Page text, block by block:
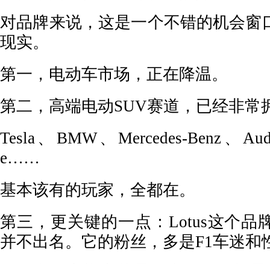
对品牌来说，这是一个不错的机会窗
现实。
第一，电动车市场，正在降温。
第二，高端电动SUV赛道，已经非常
Tesla、BMW、Mercedes-Benz、
e……
基本该有的玩家，全都在。
第三，更关键的一点：Lotus这个品
并不出名。它的粉丝，多是F1车迷和